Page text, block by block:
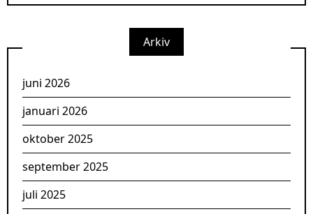
Arkiv
juni 2026
januari 2026
oktober 2025
september 2025
juli 2025